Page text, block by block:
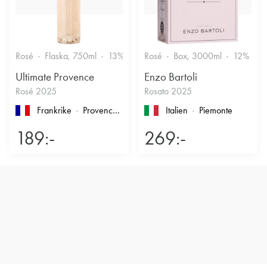
Rosé Flaska, 750ml 13% Friskt & Bärigt
Ultimate Provence
Rosé 2025
Frankrike
Provence , Côtes de Provence
189:-
Rosé Box, 3000ml 12%
Enzo Bartoli
Rosato 2025
Italien
Piemonte
269:-